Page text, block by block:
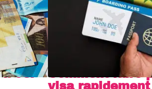
Tel-
Comment faire
visa rapidement